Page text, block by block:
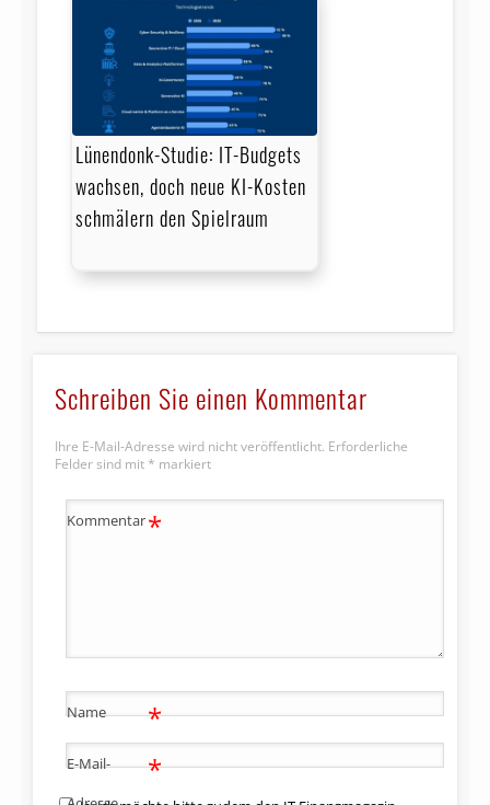
Lünendonk-Studie: IT-Budgets
wachsen, doch neue KI-Kosten
schmälern den Spielraum
Schreiben Sie einen Kommentar
Ihre E-Mail-Adresse wird nicht veröffentlicht. Erforderliche
Felder sind mit * markiert
Kommentar*
Name *
E-Mail-
*